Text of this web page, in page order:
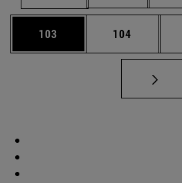
Página
103 Página
104